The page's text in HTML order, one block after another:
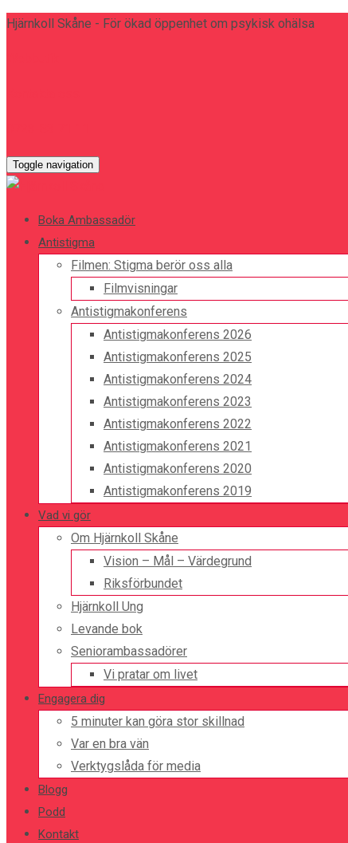
Hjärnkoll Skåne - För ökad öppenhet om psykisk ohälsa
Toggle navigation
Boka Ambassadör
Antistigma
Filmen: Stigma berör oss alla
Filmvisningar
Antistigmakonferens
Antistigmakonferens 2026
Antistigmakonferens 2025
Antistigmakonferens 2024
Antistigmakonferens 2023
Antistigmakonferens 2022
Antistigmakonferens 2021
Antistigmakonferens 2020
Antistigmakonferens 2019
Vad vi gör
Om Hjärnkoll Skåne
Vision – Mål – Värdegrund
Riksförbundet
Hjärnkoll Ung
Levande bok
Seniorambassadörer
Vi pratar om livet
Engagera dig
5 minuter kan göra stor skillnad
Var en bra vän
Verktygslåda för media
Blogg
Podd
Kontakt